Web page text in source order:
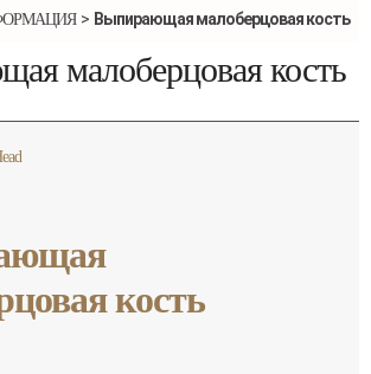
Выпирающая малоберцовая кость
малоберцовая кость
кость